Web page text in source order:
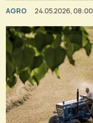
AGRO 24.05.2026, 08:00